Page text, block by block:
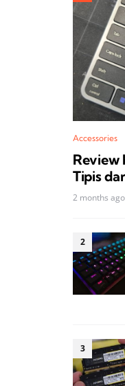
Accessories
Review
Tipis
2 months ago